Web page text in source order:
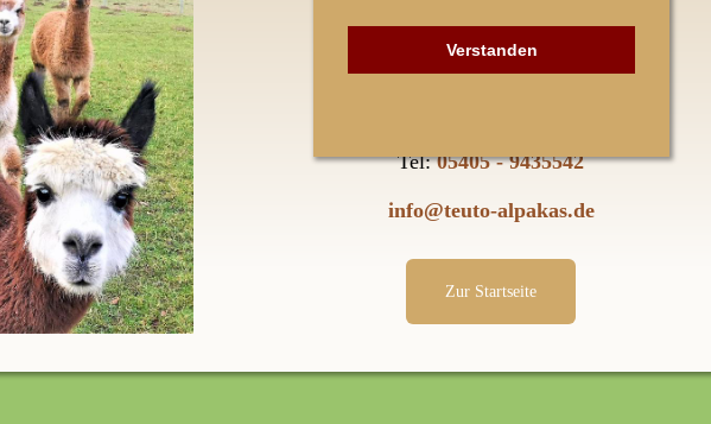
Verstanden
Elke Singh
Petersberg 1
Tel:05405 - 9435542
info@teuto-alpakas.de
Zur Startseite